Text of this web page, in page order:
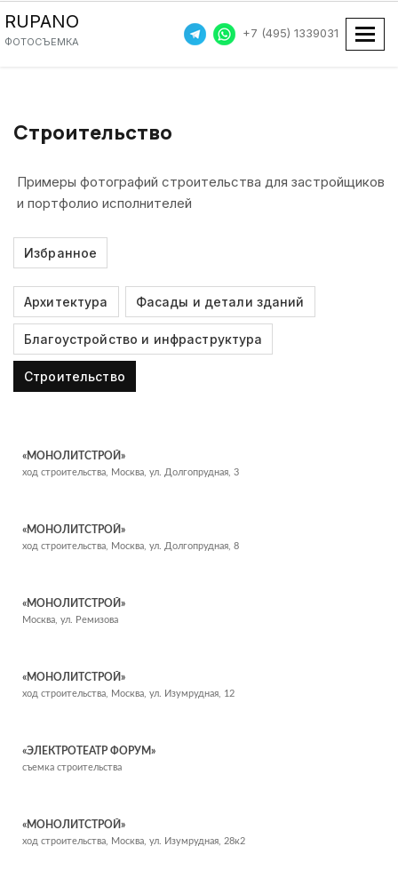
+7 (495) 1339031
RUPANO
ФОТОСЪЕМКА
Строительство
Примеры фотографий строительства для застройщиков
и портфолио исполнителей
Избранное
Архитектура Фасады и детали зданий
Благоустройство и инфраструктура
Строительство
«МОНОЛИТСТРОЙ»
ход строительства, Москва, ул. Долгопрудная, 3
«МОНОЛИТСТРОЙ»
ход строительства, Москва, ул. Долгопрудная, 8
«МОНОЛИТСТРОЙ»
Москва, ул. Ремизова
«МОНОЛИТСТРОЙ»
ход строительства, Москва, ул. Изумрудная, 12
«ЭЛЕКТРОТЕАТР ФОРУМ»
съемка строительства
«МОНОЛИТСТРОЙ»
ход строительства, Москва, ул. Изумрудная, 28к2